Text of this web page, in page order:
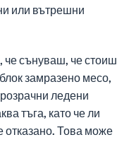
или вътрешни
че сънуваш, че стоиш
замразено месо,
ледени
тъга, като че ли
отказано. Това може